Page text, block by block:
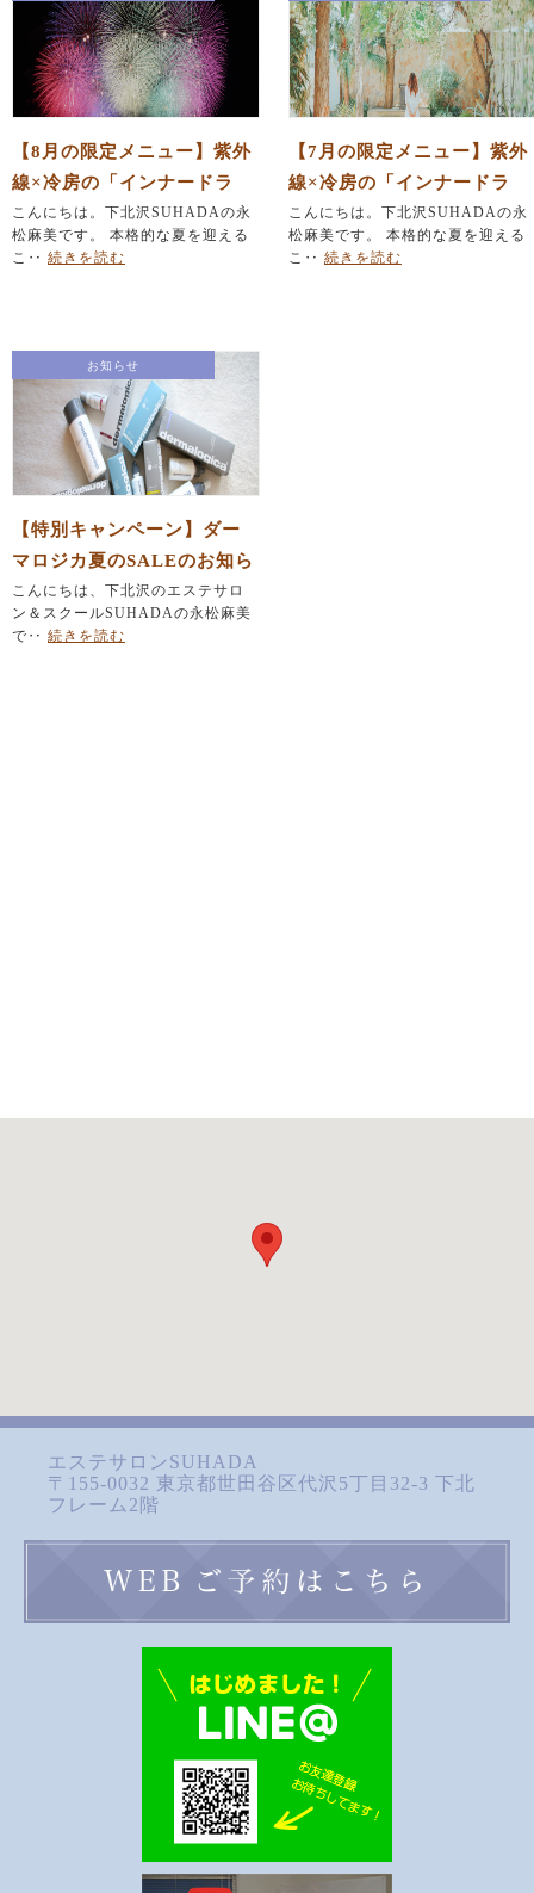
【8月の限定メニュー】紫外
線×冷房の「インナードラ
イ」を撃退！「ひんやり」
毛穴レス美肌＆「夏バテ」
こんにちは。下北沢SUHADAの永
松麻美です。 本格的な夏を迎える
こ‥ 続きを読む
【7月の限定メニュー】紫外
線×冷房の「インナードラ
イ」を撃退！「ひんやり」
毛穴レス美肌＆「夏バテ」
こんにちは。下北沢SUHADAの永
松麻美です。 本格的な夏を迎える
こ‥ 続きを読む
お知らせ
【特別キャンペーン】ダー
マロジカ夏のSALEのお知ら
せ
こんにちは、下北沢のエステサロ
ン＆スクールSUHADAの永松麻美
で‥ 続きを読む
エステサロンSUHADA
〒155-0032 東京都世田谷区代沢5丁目32-3 下北
フレーム2階